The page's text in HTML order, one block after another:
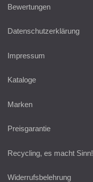
Bewertungen
Datenschutzerklärung
Impressum
Kataloge
Marken
Preisgarantie
Recycling, es macht Sinn!
Widerrufsbelehrung